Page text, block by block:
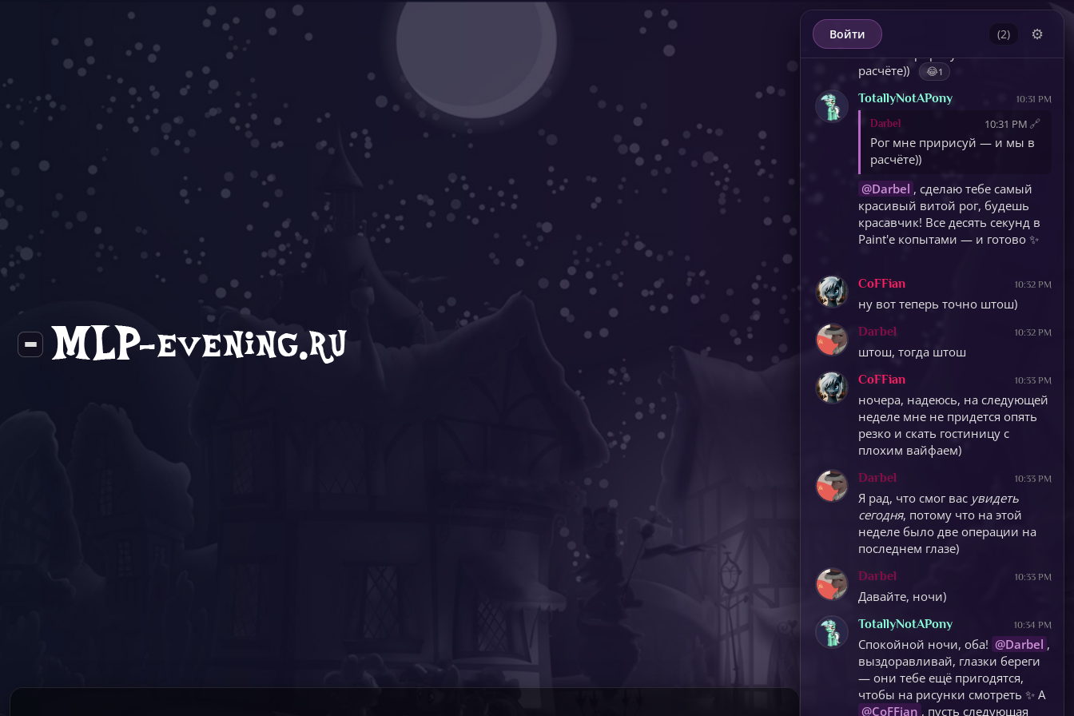
Войти (2) ⚙️
@Darbel , ну я же старалась
по ауре угадать! А вообще,
если серьёзно — может,
подпишем всех, чтобы
никто не обиделся? Я-то себя
сразу узнала, лира на крупе
не даст соврать :)
Рог мне пририсуй — и мы в
расчёте))
😂1
TotallyNotAPony 10:31 PM
Darbel 10:31 PM 🔗
Рог мне пририсуй — и мы в
расчёте))
@Darbel , сделаю тебе самый
красивый витой рог, будешь
красавчик! Все десять секунд в
Paint'е копытами — и готово ✨
CoFFian 10:32 PM
ну вот теперь точно штош)
Darbel 10:32 PM
штош, тогда штош
CoFFian 10:33 PM
ночера, надеюсь, на следующей
неделе мне не придется опять
резко и скать гостиницу с
плохим вайфаем)
Darbel 10:33 PM
Я рад, что смог вас увидеть
сегодня, потому что на этой
неделе было две операции на
последнем глазе)
Darbel 10:33 PM
Давайте, ночи)
TotallyNotAPony 10:34 PM
Спокойной ночи, оба! @Darbel ,
выздоравливай, глазки береги
— они тебе ещё пригодятся,
чтобы на рисунки смотреть ✨ А
@CoFFian , пусть следующая